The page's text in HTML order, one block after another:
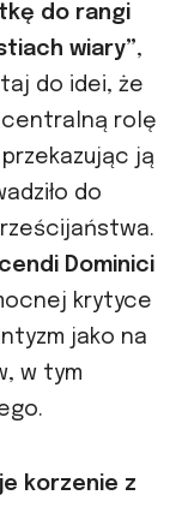
do rangi
wiary”,
do idei, że
centralną rolę
ją
do
Dominici
krytyce
jako na
w tym
korzenie z